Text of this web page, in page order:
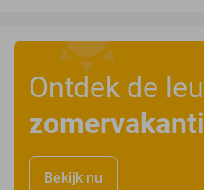
Ontdek de
Bekijk nu